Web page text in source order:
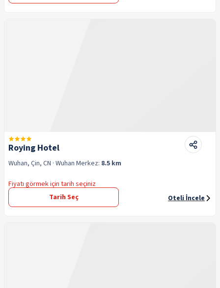
Roying Hotel
Wuhan, Çin, CN · Wuhan Merkez: 8.5 km
Fiyatı görmek için tarih seçiniz
Tarih Seç
Oteli İncele